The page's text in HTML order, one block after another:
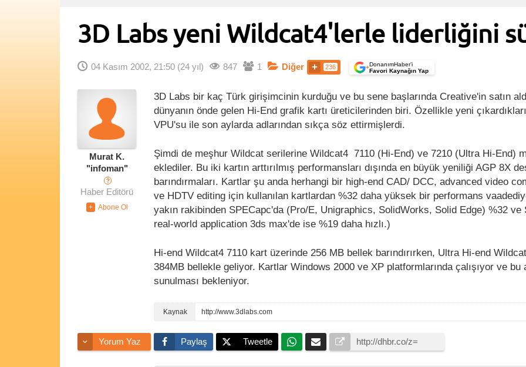
3D Labs yeni Wildcat4'lerle liderliğini
04 Kasım 2002, 21:50 (24 yıl) 847 1 Diğer 236 +DonanımHaber’i
Favori Kaynağın Yap
Murat K.
"infoman"
?
Haber Editörü
3D Labs bir kaç Türk girişimcinin kurduğu ve bu sene başlarında Creative'in satın
dünyanın önde gelen Hi-End grafik kartı üreticilerinden biri. Özellikle yeni
VPU'su ile son aylarda adlarından sıkça söz ettirmişlerdi.
Şimdi de meşhur Wildcat serilerine Wildcat4 7110 (Hi-End) ve 7210 (Ultra Hi-End)
eklediler. Bu iki kartın arttırılmış performansları dışında en büyük yeniliği AGP 8X
barındırmaları. Kartlar şu anda herhangi bir high-end CAD/ DCC, advanced video
ve HDTV editing için kullanılan kartlardan %32 daha yüksek bir performans
yakın rakibinden SPECapc'da (Pro/E, Unigraphics, SolidWorks, Solid Edge) %32 ve
real-world application 3ds max'de ise %19 daha hızlı.)
Hi-end Wildcat4 7110 kart üzerinde 256 MB bellek barındırırken, Ultra Hi-end
384MB bellekle geliyor. Kartlar Windows 2000 ve XP platformlarında çalışıyor ve bu
sunulması bekleniyor.
http://www.3dlabs.com
Yorum Yaz Paylaş Tweetle